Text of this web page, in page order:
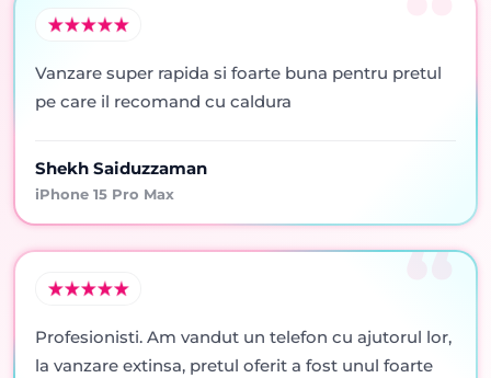
Vanzare super rapida si foarte buna pentru pretul
pe care il recomand cu caldura
Shekh Saiduzzaman
iPhone 15 Pro Max
Profesionisti. Am vandut un telefon cu ajutorul lor,
la vanzare extinsa, pretul oferit a fost unul foarte